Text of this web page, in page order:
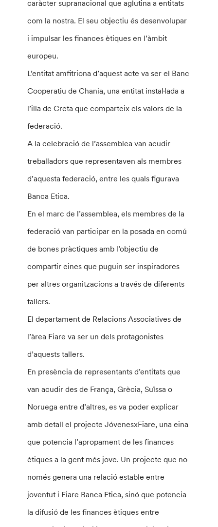
caràcter supranacional que aglutina a entitats
com la nostra. El seu objectiu és desenvolupar
i impulsar les finances ètiques en l’àmbit
europeu.
L’entitat amfitriona d’aquest acte va ser el Banc
Cooperatiu de Chania, una entitat instal·lada a
l’illa de Creta que comparteix els valors de la
federació.
A la celebració de l’assemblea van acudir
treballadors que representaven als membres
d’aquesta federació, entre les quals figurava
Banca Etica.
En el marc de l’assemblea, els membres de la
federació van participar en la posada en comú
de bones pràctiques amb l’objectiu de
compartir eines que puguin ser inspiradores
per altres organitzacions a través de diferents
tallers.
El departament de Relacions Associatives de
l’àrea Fiare va ser un dels protagonistes
d’aquests tallers.
En presència de representants d’entitats que
van acudir des de França, Grècia, Suïssa o
Noruega entre d’altres, es va poder explicar
amb detall el projecte JóvenesxFiare, una eina
que potencia l’apropament de les finances
ètiques a la gent més jove. Un projecte que no
només genera una relació estable entre
joventut i Fiare Banca Etica, sinó que potencia
la difusió de les finances ètiques entre